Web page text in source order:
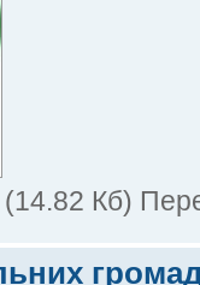
Кб)